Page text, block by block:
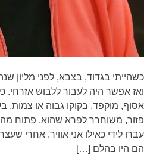
כשהייתי בגדוד, בצבא, לפני מליון
ואז אפשר היה לעבור ללבוש אזרחי.
אסוף, מוקפד, בקוקו גבוה או צמות.
פזור, משוחרר לפרא שהוא, פתוח
עברו לידי כאילו אני אוויר. אחרי
הם היו בהלם […]